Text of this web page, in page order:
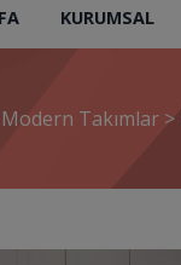
KURUMSAL
Modern Takımlar >